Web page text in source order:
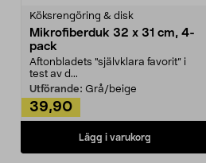
Köksrengöring & disk
Mikrofiberduk 32 x 31 cm, 4-
pack
Aftonbladets "självklara favorit” i
test av d...
Utförande: Grå/beige
39,90
Lägg i varukorg